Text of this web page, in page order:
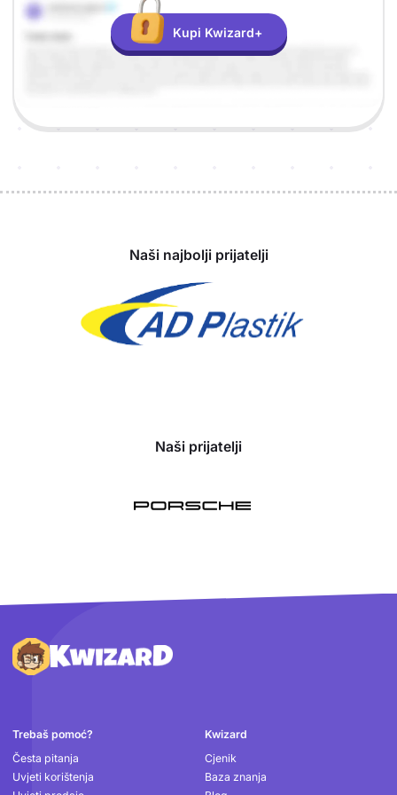
Kupi Kwizard+
Naši najbolji prijatelji
Naši prijatelji
Podnožje
Trebaš pomoć?
Česta pitanja
Uvjeti korištenja
Kwizard
Cjenik
Baza znanja